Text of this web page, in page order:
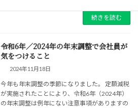
続きを読む
令和6年／2024年の年末調整で会社員が
気をつけること
2024年11月18日
今年も年末調整の季節になりました。 定額減税
が実施されたことにより、令和6年（2024年）
の年末調整は例年にない注意事項がありますの